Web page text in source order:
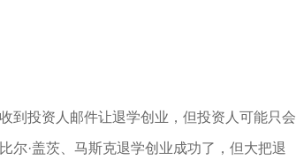
到投资人邮件让退学创业，但投资人可能只会
尔·盖茨、马斯克退学创业成功了，但大把退